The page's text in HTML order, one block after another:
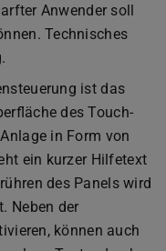
Anwender soll
Technisches
ist das
des Touch-
in Form von
ein kurzer Hilfetext
des Panels wird
Neben der
können auch